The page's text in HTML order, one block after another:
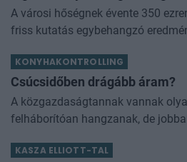
A városi hőségnek évente 350
friss kutatás egybehangzó
KONYHAKONTROLLING
Csúcsidőben drágább áram?
A közgazdaságtannak vannak
felháborítóan hangzanak, de
némi kellemetlenséggel is járnak. Az
KASZA ELLIOTT-TAL